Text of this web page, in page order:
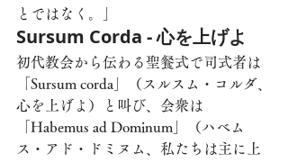
とではなく。」
Sursum Corda - 心を上げよ
初代教会から伝わる聖餐式で司式者は
「Sursum corda」（スルスム・コルダ、
心を上げよ）と叫び、会衆は
「Habemus ad Dominum」（ハベム
ス・アド・ドミヌム、私たちは主に上